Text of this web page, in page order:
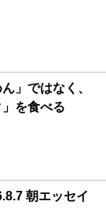
」ではなく、
を食べる
朝エッセイ